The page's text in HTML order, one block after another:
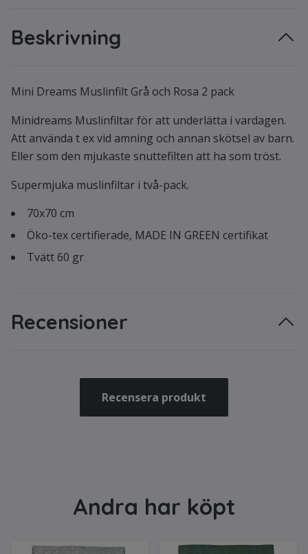
Beskrivning
Mini Dreams Muslinfilt Grå och Rosa 2 pack
Minidreams Muslinfiltar för att underlätta i vardagen.
Att använda t ex vid amning och annan skötsel av barn.
Eller som den mjukaste snuttefilten att ha som tröst.
Supermjuka muslinfiltar i två-pack.
70x70 cm
Öko-tex certifierade, MADE IN GREEN certifikat
Tvätt 60 gr
Recensioner
Recensera produkt
Andra har köpt